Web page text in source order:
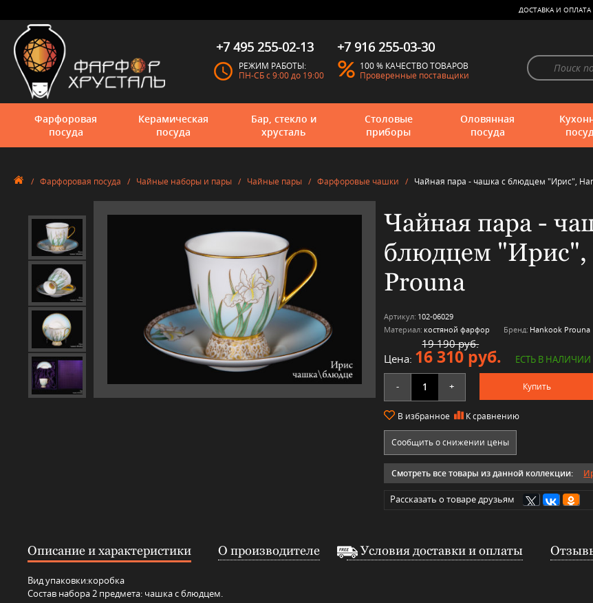
ДОСТАВКА И ОПЛАТА
+7 495 255-02-13
РЕЖИМ РАБОТЫ:
ПН-СБ с 9:00 до 19:00
+7 916 255-03-30
100 % КАЧЕСТВО ТОВАРОВ
Проверенные поставщики
Фарфоровая
посуда
Керамическая
посуда
Бар, стекло и
хрусталь
Столовые
приборы
Оловянная
посуда
/ Фарфоровая посуда / Чайные наборы и пары / Чайные пары / Фарфоровые чашки / Чайная пара - чашка с блюдцем "Ирис",
Чайная пара -
блюдцем "Ирис",
Prouna
Артикул: 102-06029
Материал: костяной фарфор Бренд: Hankook Prouna
19 190 руб.
Цена: 16 310 руб. ЕСТЬ В НАЛИЧИИ
- + Купить
В избранное К сравнению
Сообщить о снижении цены
Смотреть все товары из данной коллекции:
Рассказать о товаре друзьям
Описание и характеристики О производителе Условия доставки и оплаты
Вид упаковки:коробка
Состав набора 2 предмета: чашка с блюдцем.